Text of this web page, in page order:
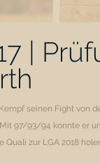
|
seinen Fight von
97/93/94 konnte er
Quali zur LGA 2018